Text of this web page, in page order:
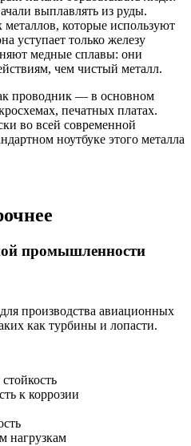
выплавлять из руды.
которые используют
уступает только железу
медные сплавы: они
чем чистый металл.
проводник — в основном
печатных платах.
во всей современной
ноутбуке этого металла
промышленности
производства авиационных
как турбины и лопасти.
к коррозии
нагрузкам